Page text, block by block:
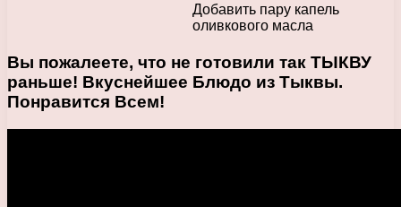
Добавить пару капель
оливкового масла
Вы пожалеете, что не готовили так ТЫКВУ
раньше! Вкуснейшее Блюдо из Тыквы.
Понравится Всем!